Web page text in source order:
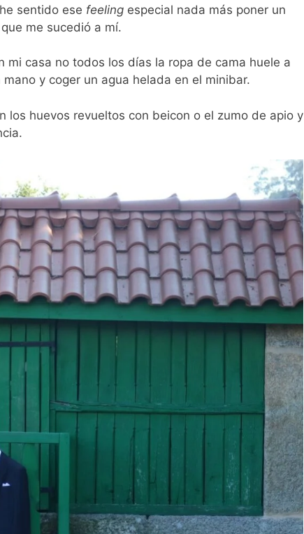
sentido ese feeling especial nada más poner un
me sucedió a mí.
mi casa no todos los días la ropa de cama huele a
y coger un agua helada en el minibar.
los huevos revueltos con beicon o el zumo de apio y